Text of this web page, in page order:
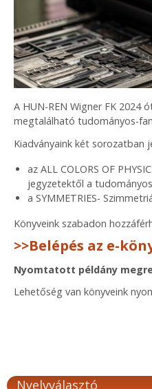
A HUN-REN Wigner FK
megtalálható tudományos-
Kiadványaink két sorozatban
az ALL COLORS OF
jegyzetektől a
a SYMMETRIES-
Könyveink szabadon
>>Belépés az e-
Nyomtatott példány
Lehetőség van könyveink
Nyelvválasztó